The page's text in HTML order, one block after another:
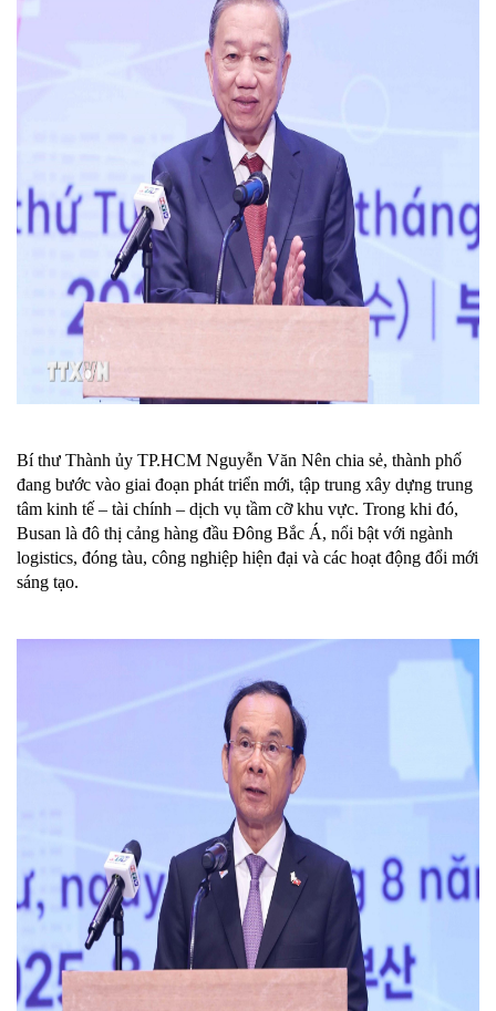
Bí thư Thành ủy TP.HCM Nguyễn Văn Nên chia sẻ, thành phố
đang bước vào giai đoạn phát triển mới, tập trung xây dựng trung
tâm kinh tế – tài chính – dịch vụ tầm cỡ khu vực. Trong khi đó,
Busan là đô thị cảng hàng đầu Đông Bắc Á, nổi bật với ngành
logistics, đóng tàu, công nghiệp hiện đại và các hoạt động đổi mới
sáng tạo.